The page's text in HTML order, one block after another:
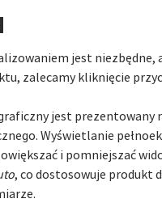
jest niezbędne,
zalecamy kliknięcie
jest prezentowany
Wyświetlanie
i pomniejszać
, co dostosowuje produkt